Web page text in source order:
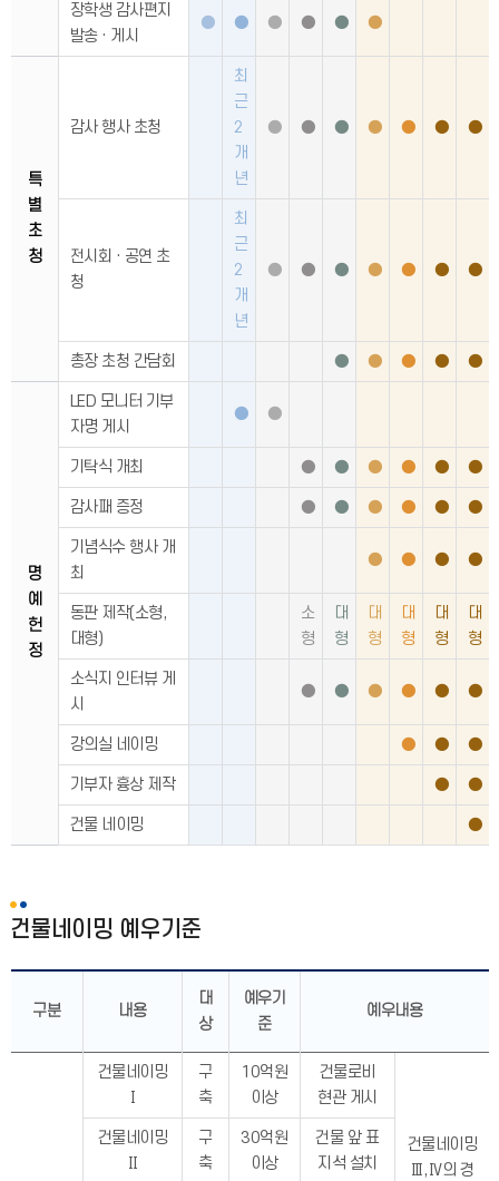
장학생 감사편지
발송 · 게시
● ● ● ● ● ●
특
별
초
청
감사 행사 초청
최
근
2
개
년
● ● ● ● ● ● ●
전시회 · 공연 초
청
최
근
2
개
년
● ● ● ● ● ● ●
총장 초청 간담회 ● ● ● ● ●
명
예
헌
정
LED 모니터 기부
자명 게시
● ●
기탁식 개최 ● ● ● ● ● ●
감사패 증정 ● ● ● ● ● ●
기념식수 행사 개
최
● ● ● ●
동판 제작(소형,
대형)
소
형
대
형
대
형
대
형
대
형
대
형
소식지 인터뷰 게
시
● ● ● ● ● ●
강의실 네이밍 ● ● ●
기부자 흉상 제작 ● ●
건물 네이밍 ●
건물네이밍 예우기준
구분 내용
대
상
예우기
준
예우내용
건물네이밍
Ⅰ
구
축
10억원
이상
건물로비
현관 게시
건물네이밍
Ⅲ,Ⅳ의 경
건물네이밍
Ⅱ
구
축
30억원
이상
건물 앞 표
지석 설치